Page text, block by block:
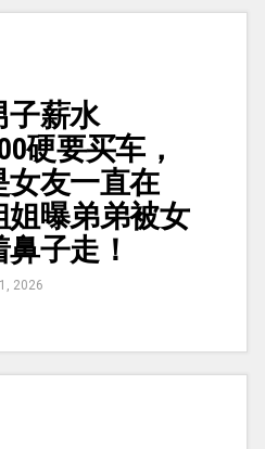
子薪水
硬要买车，
女友一直在
姐曝弟弟被女
子走！
2026